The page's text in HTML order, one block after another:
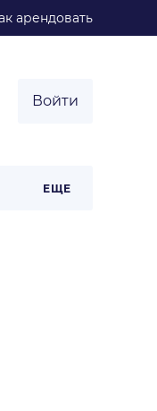
арендовать
Войти
ЕЩЕ